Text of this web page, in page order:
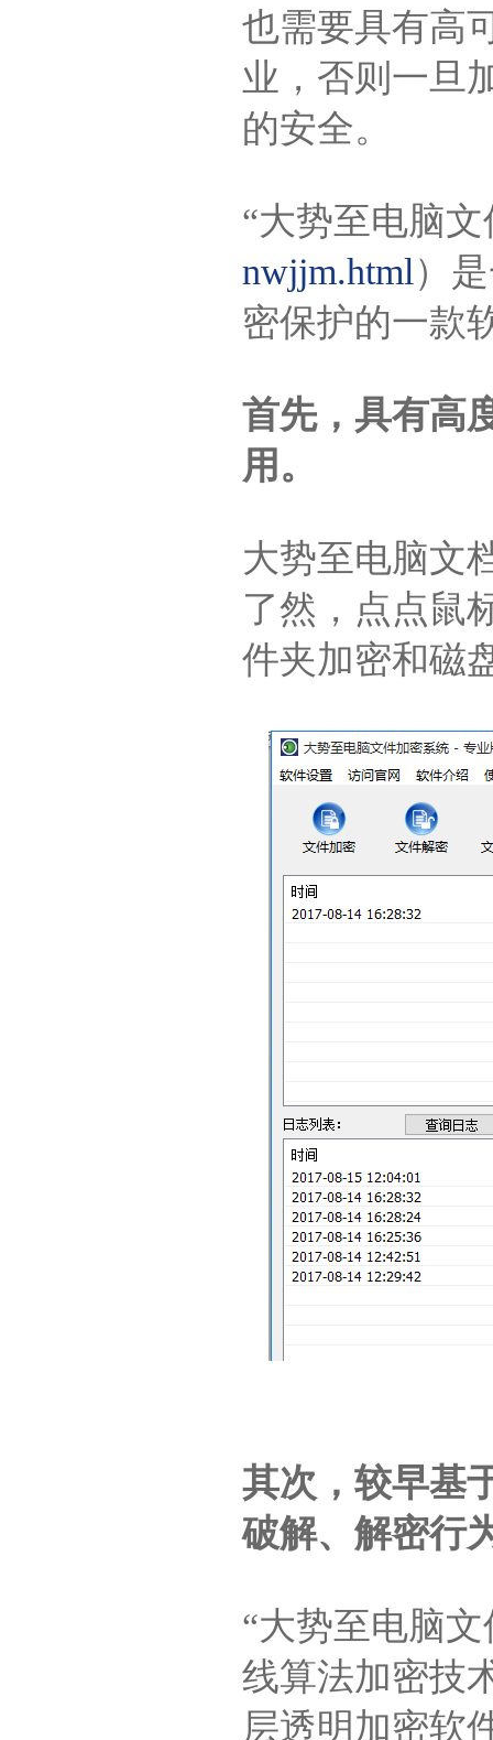
也需要具有高
业，否则一旦
的安全。
“大势至电脑
nwjjm.html）
密保护的一款
首先，具有高
用。
大势至电脑文
了然，点点鼠
件夹加密和磁
其次，较早基
破解、解密行
“大势至电脑
线算法加密技
层透明加密软